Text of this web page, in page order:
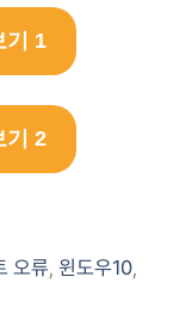
기 1
기 2
오류,윈도우10,